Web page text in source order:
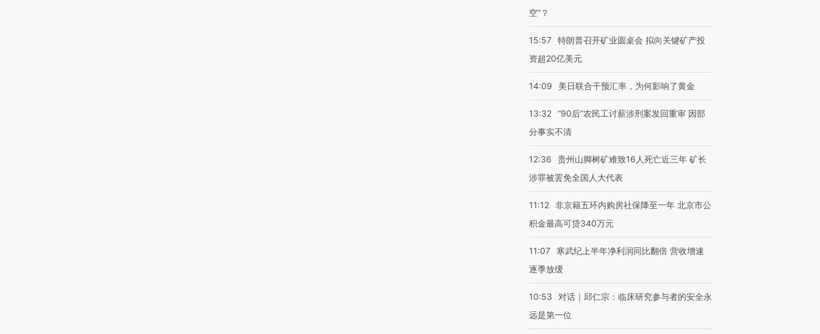
空”？
15:57 特朗普召开矿业圆桌会 拟向关键矿产投
资超20亿美元
14:09 美日联合干预汇率，为何影响了黄金
13:32 “90后”农民工讨薪涉刑案发回重审 因部
分事实不清
12:36
贵州山脚树矿难致16人死亡近三年 矿长
涉罪被罢免全国人大代表
11:12 非京籍五环内购房社保降至一年 北京市公
积金最高可贷340万元
11:07
寒武纪上半年净利润同比翻倍 营收增速
逐季放缓
10:53
对话｜邱仁宗：临床研究参与者的安全永
远是第一位